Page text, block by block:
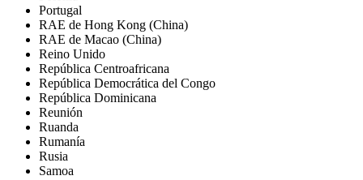
Portugal
RAE de Hong Kong (China)
RAE de Macao (China)
Reino Unido
República Centroafricana
República Democrática del Congo
República Dominicana
Reunión
Ruanda
Rumanía
Rusia
Samoa